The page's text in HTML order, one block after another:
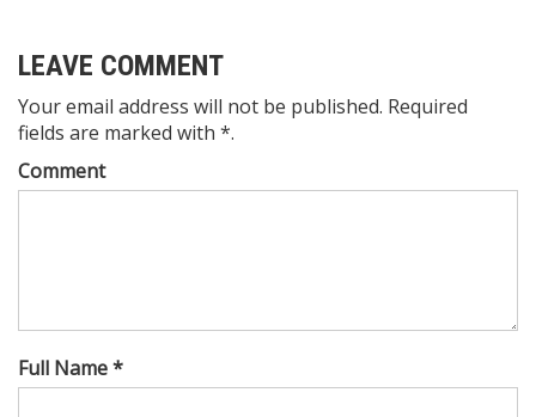
LEAVE COMMENT
Your email address will not be published. Required
fields are marked with *.
Comment
Full Name *